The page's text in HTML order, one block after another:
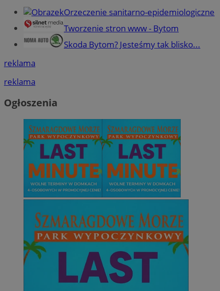
Orzeczenie sanitarno-epidemiologiczne
Tworzenie stron www - Bytom
Skoda Bytom? Jesteśmy tak blisko...
reklama
reklama
Ogłoszenia